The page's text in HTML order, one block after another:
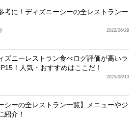
考に！ディズニーシーの全レストラン一
2022/06/29
ズニーレストラン食べログ評価が高いラ
！人気・おすすめはここだ！
2025/08/13
シーの全レストラン一覧】メニューやジ
紹介！